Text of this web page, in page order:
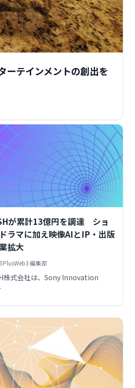
テインメントの創出を
が累計13億円を調達 ショ
ラマに加え映像AIとIP・出版
拡大
PlusWeb3 編集部
株式会社は、Sony Innovation